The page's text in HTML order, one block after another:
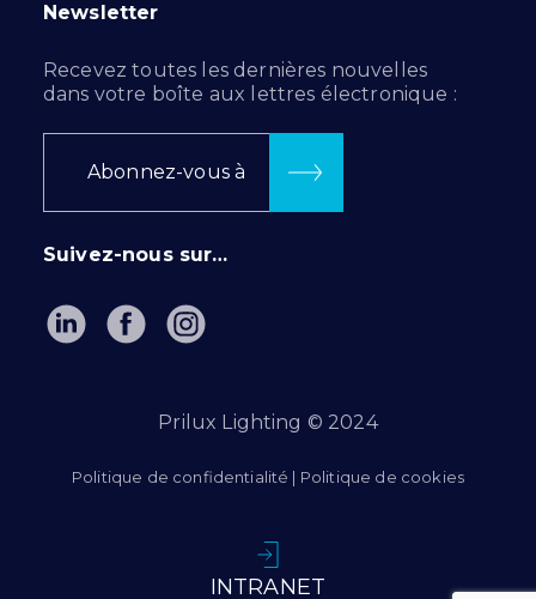
Newsletter
Recevez toutes les dernières nouvelles
dans votre boîte aux lettres électronique :
Abonnez-vous à
Suivez-nous sur…
Prilux Lighting © 2024
Politique de confidentialité | Politique de cookies
INTRANET